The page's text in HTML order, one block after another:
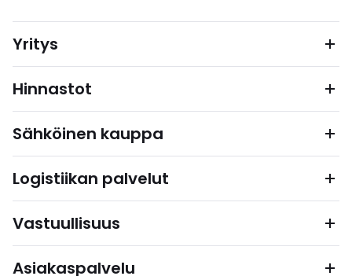
Yritys
Hinnastot
Sähköinen kauppa
Logistiikan palvelut
Vastuullisuus
Asiakaspalvelu